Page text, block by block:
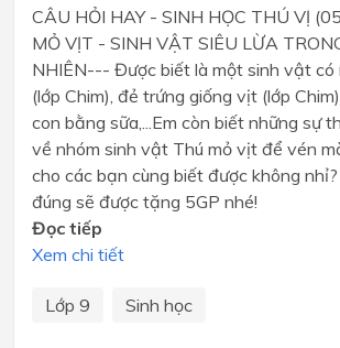
CÂU HỎI HAY - SINH HỌC THÚ VỊ
MỎ VỊT - SINH VẬT SIÊU LỪA
NHIÊN--- Được biết là một sinh vật có
(lớp Chim), đẻ trứng giống vịt (lớp
con bằng sữa,...Em còn biết những sự
về nhóm sinh vật Thú mỏ vịt để vén
cho các bạn cùng biết được không
đúng sẽ được tặng 5GP nhé!
Đọc tiếp
Xem chi tiết
Lớp 9 Sinh học